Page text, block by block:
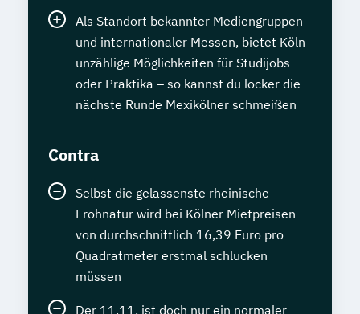
Als Standort bekannter Mediengruppen
und internationaler Messen, bietet Köln
unzählige Möglichkeiten für Studijobs
oder Praktika – so kannst du locker die
nächste Runde Mexikölner schmeißen
Contra
Selbst die gelassenste rheinische
Frohnatur wird bei Kölner Mietpreisen
von durchschnittlich 16,39 Euro pro
Quadratmeter erstmal schlucken
müssen
Der 11.11. ist doch nur ein normaler